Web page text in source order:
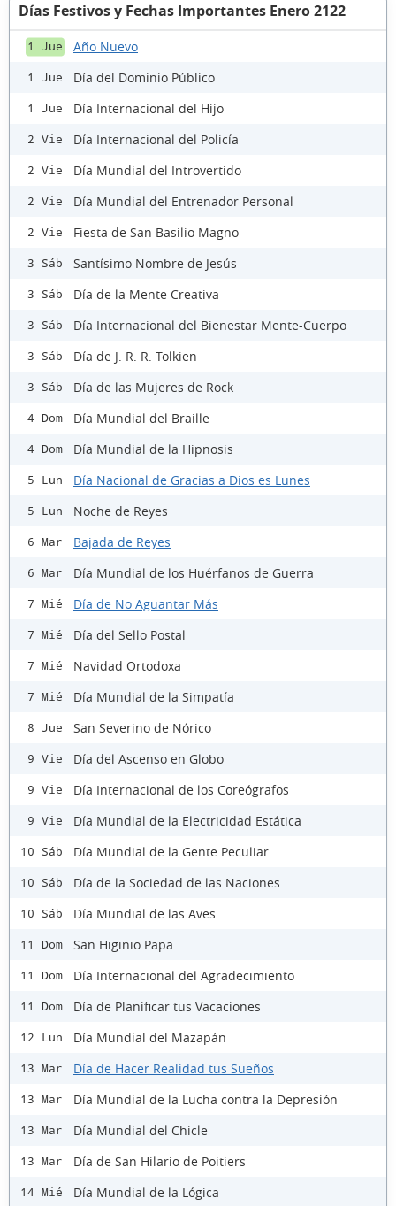
Días Festivos y Fechas Importantes Enero 2122
1 Jue Año Nuevo
1 Jue Día del Dominio Público
1 Jue Día Internacional del Hijo
2 Vie Día Internacional del Policía
2 Vie Día Mundial del Introvertido
2 Vie Día Mundial del Entrenador Personal
2 Vie Fiesta de San Basilio Magno
3 Sáb Santísimo Nombre de Jesús
3 Sáb Día de la Mente Creativa
3 Sáb Día Internacional del Bienestar Mente-Cuerpo
3 Sáb Día de J. R. R. Tolkien
3 Sáb Día de las Mujeres de Rock
4 Dom Día Mundial del Braille
4 Dom Día Mundial de la Hipnosis
5 Lun Día Nacional de Gracias a Dios es Lunes
5 Lun Noche de Reyes
6 Mar Bajada de Reyes
6 Mar Día Mundial de los Huérfanos de Guerra
7 Mié Día de No Aguantar Más
7 Mié Día del Sello Postal
7 Mié Navidad Ortodoxa
7 Mié Día Mundial de la Simpatía
8 Jue San Severino de Nórico
9 Vie Día del Ascenso en Globo
9 Vie Día Internacional de los Coreógrafos
9 Vie Día Mundial de la Electricidad Estática
10 Sáb Día Mundial de la Gente Peculiar
10 Sáb Día de la Sociedad de las Naciones
10 Sáb Día Mundial de las Aves
11 Dom San Higinio Papa
11 Dom Día Internacional del Agradecimiento
11 Dom Día de Planificar tus Vacaciones
12 Lun Día Mundial del Mazapán
13 Mar Día de Hacer Realidad tus Sueños
13 Mar Día Mundial de la Lucha contra la Depresión
13 Mar Día Mundial del Chicle
13 Mar Día de San Hilario de Poitiers
14 Mié Día Mundial de la Lógica